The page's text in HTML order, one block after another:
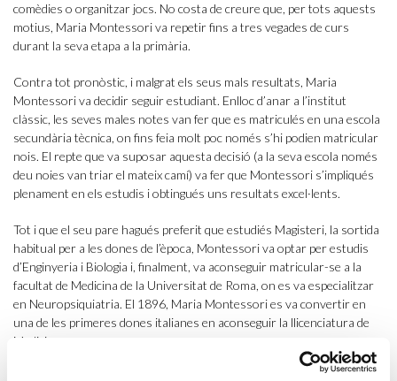
comèdies o organitzar jocs. No costa de creure que, per tots aquests
motius, Maria Montessori va repetir fins a tres vegades de curs
durant la seva etapa a la primària.
Contra tot pronòstic, i malgrat els seus mals resultats, Maria
Montessori va decidir seguir estudiant. Enlloc d’anar a l’institut
clàssic, les seves males notes van fer que es matriculés en una escola
secundària tècnica, on fins feia molt poc només s’hi podien matricular
nois. El repte que va suposar aquesta decisió (a la seva escola només
deu noies van triar el mateix camí) va fer que Montessori s’impliqués
plenament en els estudis i obtingués uns resultats excel·lents.
Tot i que el seu pare hagués preferit que estudiés Magisteri, la sortida
habitual per a les dones de l’època, Montessori va optar per estudis
d’Enginyeria i Biologia i, finalment, va aconseguir matricular-se a la
facultat de Medicina de la Universitat de Roma, on es va especialitzar
en Neuropsiquiatria. El 1896, Maria Montessori es va convertir en
una de les primeres dones italianes en aconseguir la llicenciatura de
Medicina.